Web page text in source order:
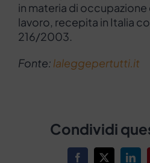
in materia di
lavoro, recepita in Italia
216/2003.
Fonte: laleggepertutti.it
Condividi